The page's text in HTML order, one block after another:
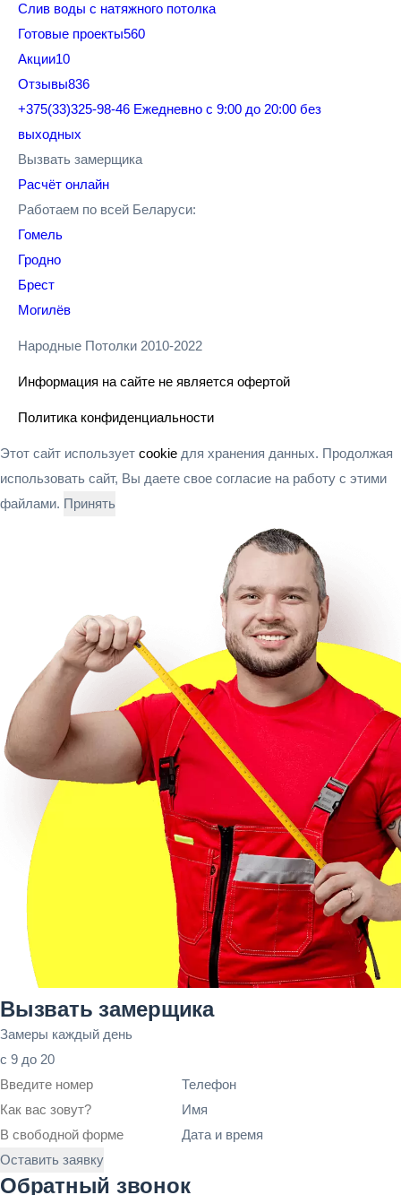
Cлив воды с натяжного потолка
Готовые проекты560
Акции10
Отзывы836
+375(33)325-98-46 Ежедневно с 9:00 до 20:00 без
выходных
Вызвать замерщика
Расчёт онлайн
Работаем по всей Беларуси:
Гомель
Гродно
Брест
Могилёв
Народные Потолки 2010-2022
Информация на сайте не является офертой
Политика конфиденциальности
Этот сайт использует cookie для хранения данных. Продолжая
использовать сайт, Вы даете свое согласие на работу с этими
файлами. Принять
Вызвать замерщика
Замеры каждый день
с 9 до 20
Телефон
Имя
Дата и время
Оставить заявку
Обратный звонок